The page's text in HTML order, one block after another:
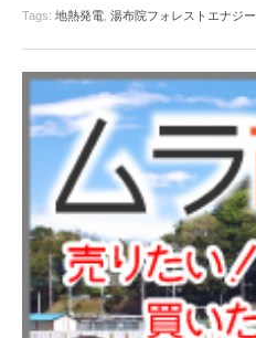
●メンテナンス
●土地探し
Tags: 地熱発電 湯布院フォレストエナジー